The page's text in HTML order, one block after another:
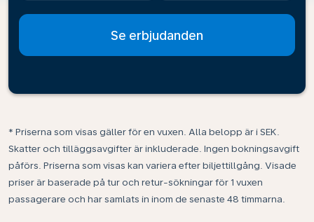
Se erbjudanden
* Priserna som visas gäller för en vuxen. Alla belopp är i SEK.
Skatter och tilläggsavgifter är inkluderade. Ingen bokningsavgift
påförs. Priserna som visas kan variera efter biljettillgång. Visade
priser är baserade på tur och retur-sökningar för 1 vuxen
passagerare och har samlats in inom de senaste 48 timmarna.